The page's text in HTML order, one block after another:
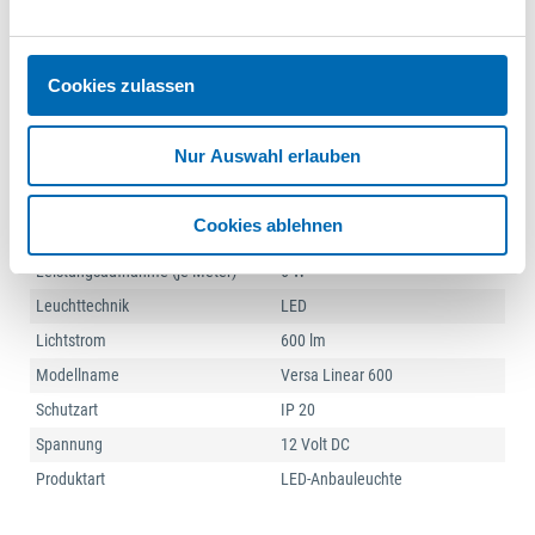
Cookies zulassen
Nur Auswahl erlauben
Cookies ablehnen
Einsatzbereich
Energieeffizienz
100 lm/W
3 mm
Kennzeichen
CE
60.000 h
Leistungsaufnahme (je Meter)
6 W
Leuchttechnik
LED
Lichtstrom
600 lm
Modellname
Versa Linear 600
Schutzart
IP 20
Spannung
12 Volt DC
Produktart
LED-Anbauleuchte